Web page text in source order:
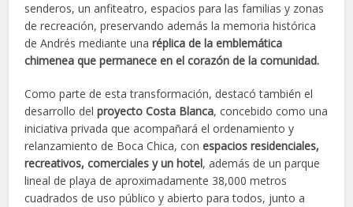
senderos, un anfiteatro, espacios para las familias y zonas
de recreación, preservando además la memoria histórica
de Andrés mediante unaréplica de la emblemática
chimenea que permanece en el corazón de la comunidad.
Como parte de esta transformación, destacó también el
desarrollo delproyecto Costa Blanca, concebido como una
iniciativa privada que acompañará el ordenamiento y
relanzamiento de Boca Chica, conespacios residenciales,
recreativos, comerciales y un hotel, además de un parque
lineal de playa de aproximadamente 38,000 metros
cuadrados de uso público y abierto para todos, junto a